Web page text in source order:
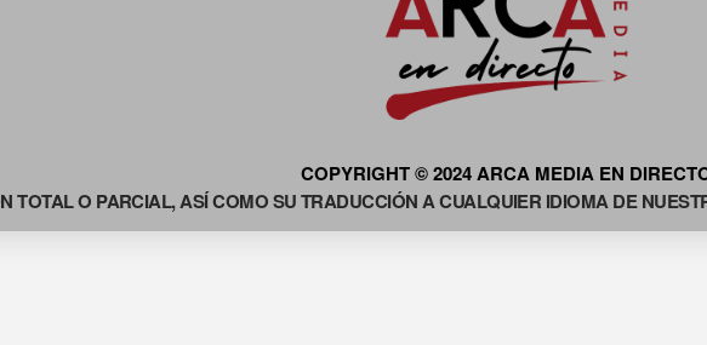
COPYRIGHT © 2024 ARCA MEDIA EN
TOTAL O PARCIAL, ASÍ COMO SU TRADUCCIÓN A CUALQUIER IDIOMA DE